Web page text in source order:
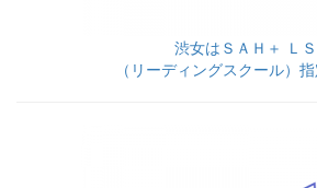
渋女はＳＡＨ＋ ＬＳ
（リーディングスクール）